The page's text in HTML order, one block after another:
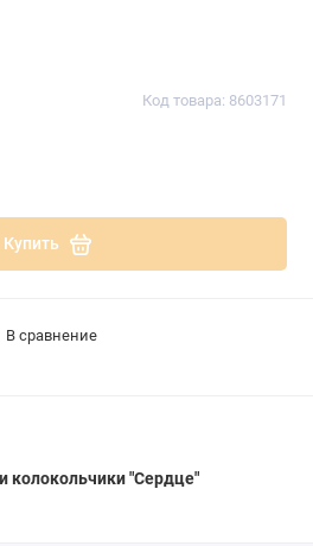
Код товара: 8603171
Купить
В сравнение
колокольчики "Сердце"